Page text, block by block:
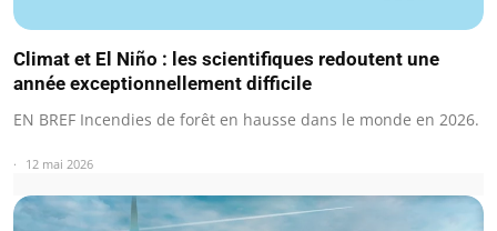
Climat et El Niño : les scientifiques redoutent une
année exceptionnellement difficile
EN BREF Incendies de forêt en hausse dans le monde en 2026.
12 mai 2026